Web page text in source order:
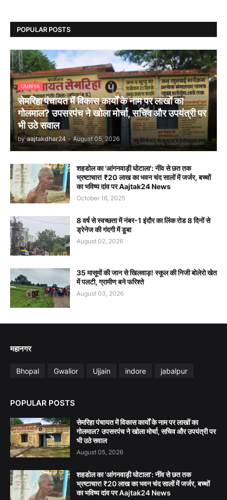
POPULAR POSTS
UMRIYA
सेमरिहा पंचायत में विकास कार्यों के नाम पर लाखों का
गोलमाल? उपसरपंच ने खोला मोर्चा, सचिव और उपयंत्री पर
भी उठे सवाल
by aajtakdhar24 - August 05, 2026
शहडोल का 'आंगनवाड़ी घोटाला': नींव से छत तक
भ्रष्टाचार! ₹20 लाख का भवन चंद सालों में जर्जर, बच्चों
का भविष्य दांव पर Aajtak24 News
October 16, 2025
8 वर्ष से स्वच्छता में नंबर-1 इंदौर का लिंक रोड 8 दिनों से
ड्रेनेज की गंदगी में डूबा
August 02, 2026
35 मासूमों की जान से खिलवाड़! स्कूल की निजी बोलेरो खेत
में पलटी, ग्रामीण बने फरिश्ते
August 03, 2026
महानगर
Bhopal Gwalior Ujjain indore jabalpur
POPULAR POSTS
सेमरिहा पंचायत में विकास कार्यों के नाम पर लाखों का
गोलमाल? उपसरपंच ने खोला मोर्चा, सचिव और उपयंत्री पर
भी उठे सवाल
August 05, 2026
शहडोल का 'आंगनवाड़ी घोटाला': नींव से छत तक
भ्रष्टाचार! ₹20 लाख का भवन चंद सालों में जर्जर, बच्चों
का भविष्य दांव पर Aajtak24 News